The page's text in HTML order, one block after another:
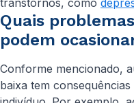
transtornos, como
Quais
podem
Conforme mencionado,
baixa tem